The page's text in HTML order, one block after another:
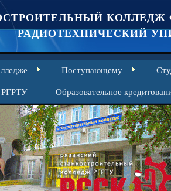
КОЛЛЕДЖ
РАДИОТЕХНИЧЕСКИЙ
Поступающему
РГРТУ Образовательное